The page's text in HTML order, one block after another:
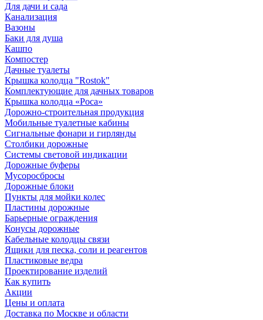
Для дачи и сада
Канализация
Вазоны
Баки для душа
Кашпо
Компостер
Дачные туалеты
Крышка колодца "Rostok"
Комплектующие для дачных товаров
Крышка колодца «Роса»
Дорожно-строительная продукция
Мобильные туалетные кабины
Сигнальные фонари и гирлянды
Столбики дорожные
Системы световой индикации
Дорожные буферы
Мусоросбросы
Дорожные блоки
Пункты для мойки колес
Пластины дорожные
Барьерные ограждения
Конусы дорожные
Кабельные колодцы связи
Ящики для песка, соли и реагентов
Пластиковые ведра
Проектирование изделий
Как купить
Акции
Цены и оплата
Доставка по Москве и области